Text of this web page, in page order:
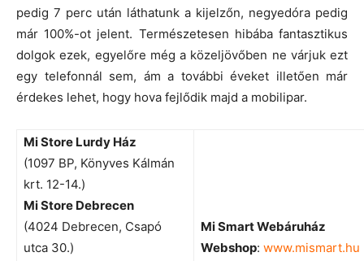
pedig 7 perc után láthatunk a kijelzőn, negyedóra pedig
már 100%-ot jelent. Természetesen hibába fantasztikus
dolgok ezek, egyelőre még a közeljövőben ne várjuk ezt
egy telefonnál sem, ám a további éveket illetően már
érdekes lehet, hogy hova fejlődik majd a mobilipar.
Mi Store Lurdy Ház
(1097 BP, Könyves Kálmán
krt. 12-14.)
Mi Store Debrecen
(4024 Debrecen, Csapó
utca 30.)
Mi Smart Webáruház
Webshop: www.mismart.hu